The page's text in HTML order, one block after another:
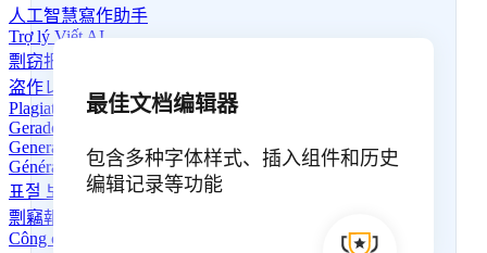
人工智慧寫作助手
Trợ lý Viết AI
剽窃报告生成器
盗作レポート生成ツール
Plagiatsbericht-Generator
Gerador de Relatório de Plágio
Generador de Informes de Plagio
Générateur de Rapport de Plagiat
표절 보고서 생성기
剽竊報告生成器
Công cụ tạo Báo cáo Plagiarism
最佳文档编辑器
包含多种字体样式、插入组件和历史
编辑记录等功能